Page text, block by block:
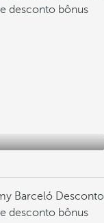
desconto bônus
Barceló Desconto
desconto bônus